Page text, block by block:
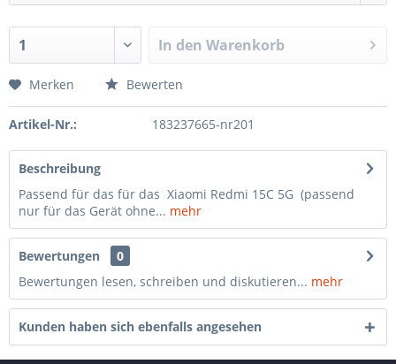
In den Warenkorb
Merken Bewerten
Artikel-Nr.: 183237665-nr201
Beschreibung
Passend für das für das Xiaomi Redmi 15C 5G (passend
nur für das Gerät ohne... mehr
Bewertungen
0
Bewertungen lesen, schreiben und diskutieren... mehr
Kunden haben sich ebenfalls angesehen